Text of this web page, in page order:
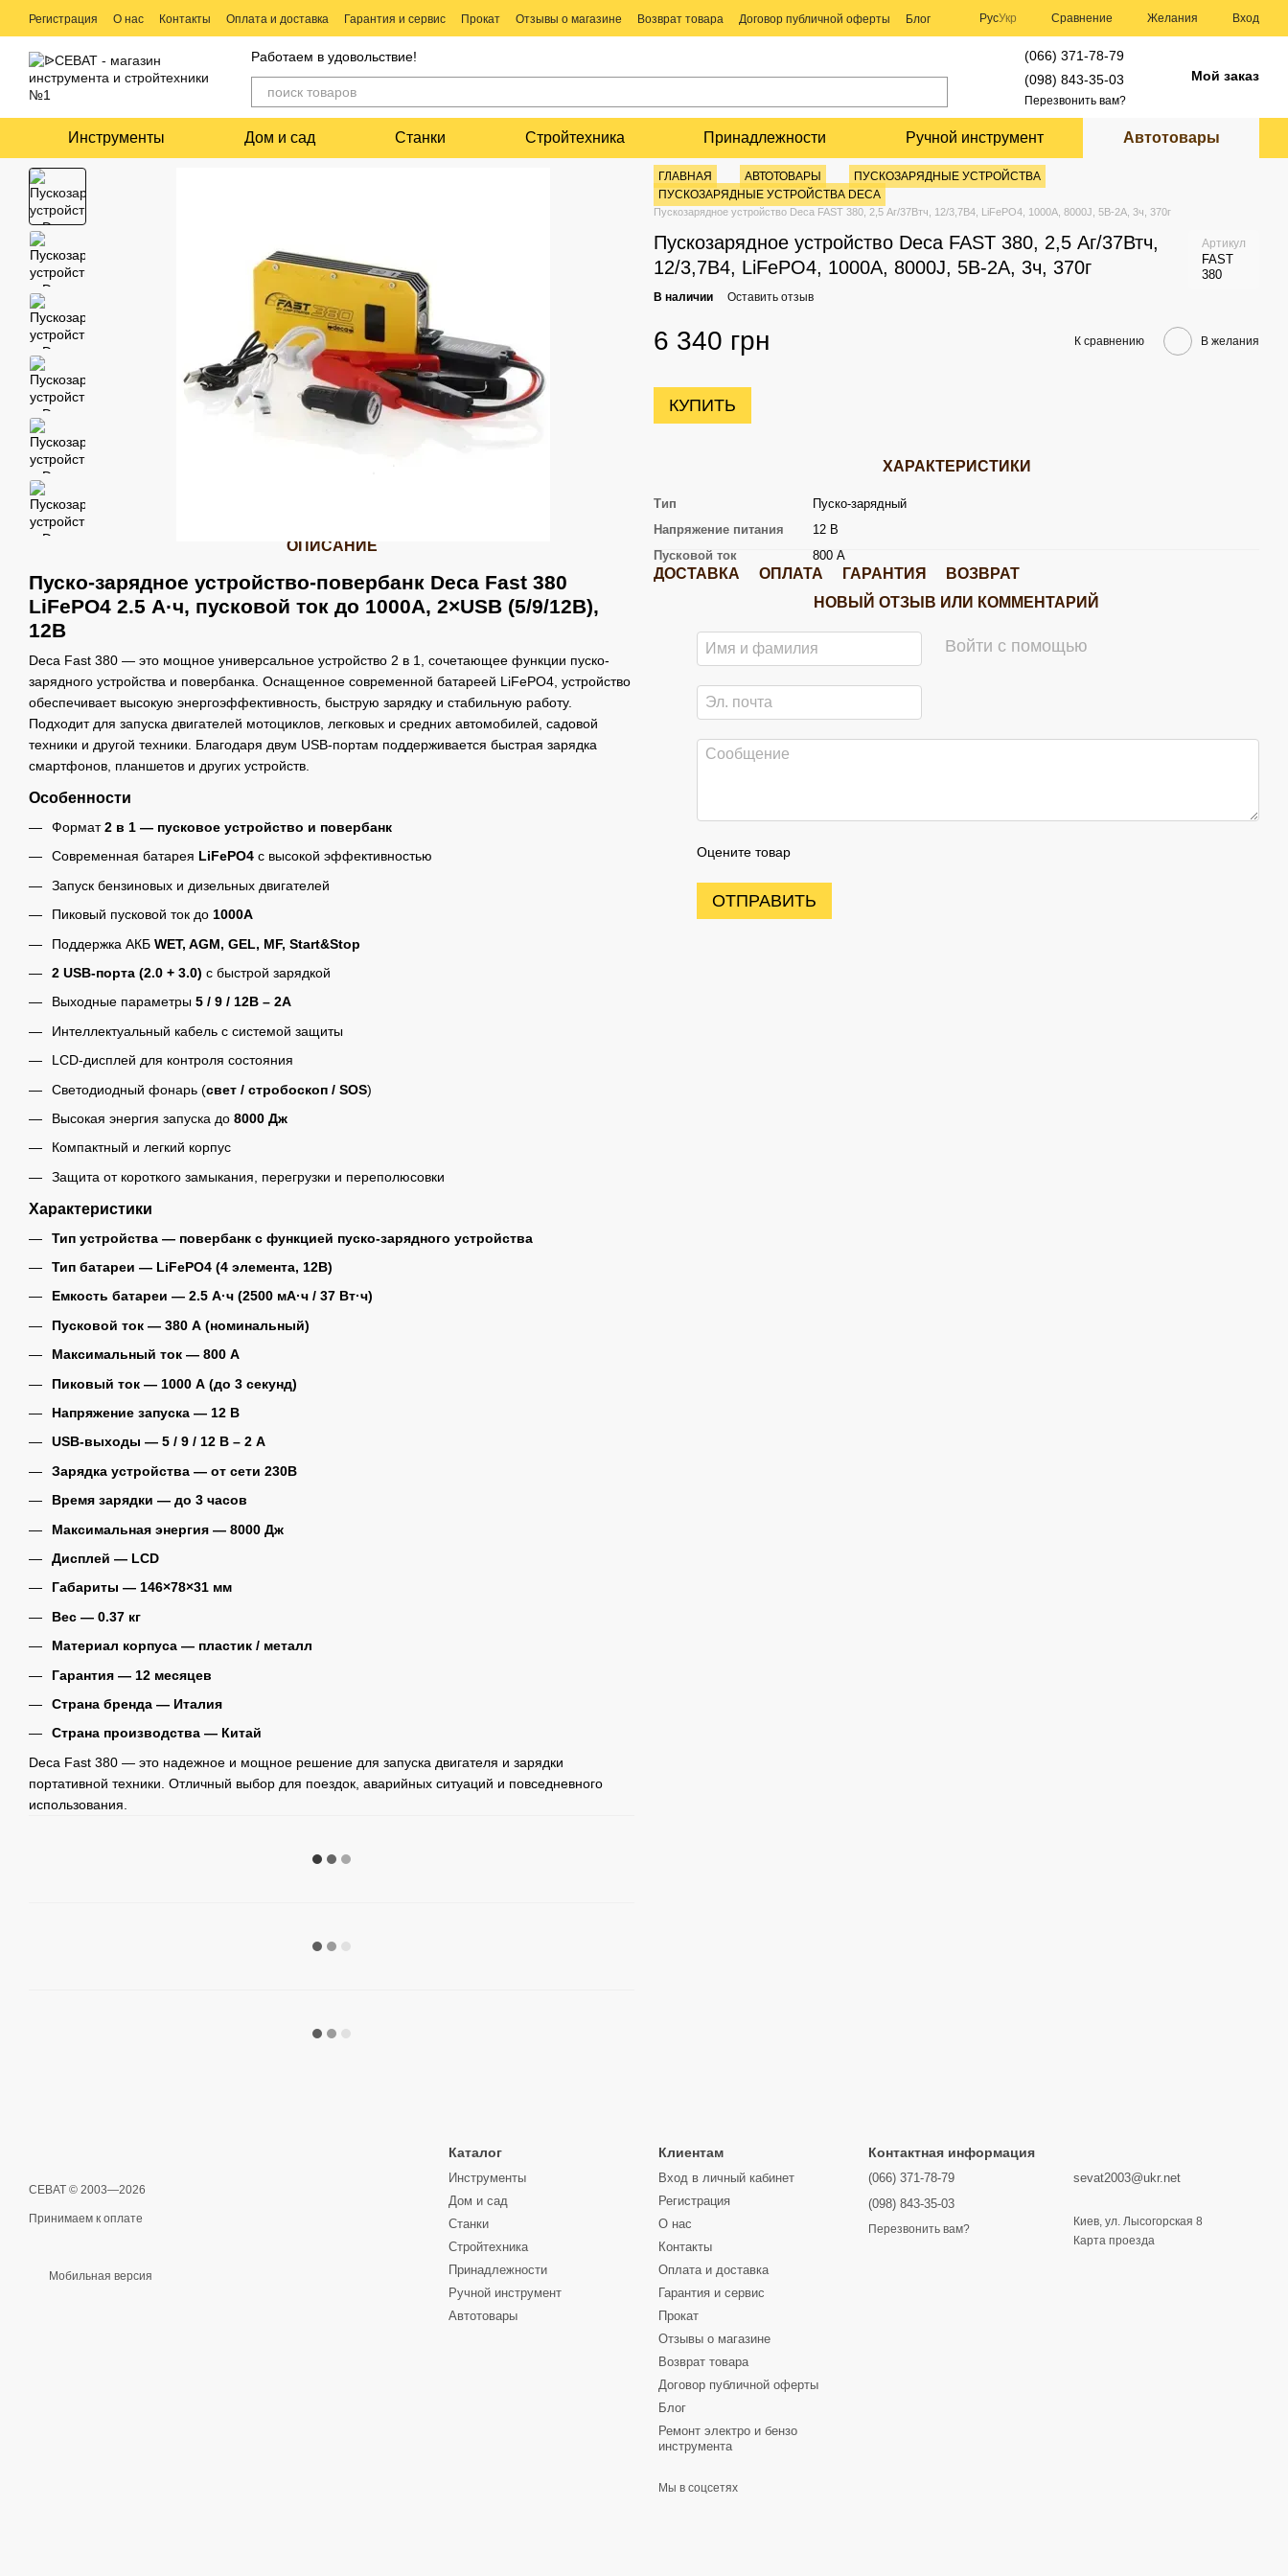
Перейти к основному контенту
Регистрация О нас Контакты Оплата и доставка Гарантия и сервис Прокат Отзывы о магазине Возврат товара Договор публичной оферты
Блог
Ремонт электро и бензо инструмента
РусУкр Сравнение Желания Вход
Работаем в удовольствие!
(066) 371-78-79
(098) 843-35-03
Перезвонить вам?
Мой заказ
Инструменты Дом и сад Станки Стройтехника Принадлежности Ручной инструмент Автотовары
ОПИСАНИЕ
Пуско-зарядное устройство-повербанк Deca Fast 380
LiFePO4 2.5 А·ч, пусковой ток до 1000А, 2×USB (5/9/12В),
12В
Deca Fast 380 — это мощное универсальное устройство 2 в 1, сочетающее функции пуско-
зарядного устройства и повербанка. Оснащенное современной батареей LiFePO4, устройство
обеспечивает высокую энергоэффективность, быструю зарядку и стабильную работу.
Подходит для запуска двигателей мотоциклов, легковых и средних автомобилей, садовой
техники и другой техники. Благодаря двум USB-портам поддерживается быстрая зарядка
смартфонов, планшетов и других устройств.
Особенности
Формат2 в 1 — пусковое устройство и повербанк
Современная батарея LiFePO4 с высокой эффективностью
Запуск бензиновых и дизельных двигателей
Пиковый пусковой ток до 1000А
Поддержка АКБ WET, AGM, GEL, MF, Start&Stop
2 USB-порта (2.0 + 3.0) с быстрой зарядкой
Выходные параметры 5 / 9 / 12В – 2А
Интеллектуальный кабель с системой защиты
LCD-дисплей для контроля состояния
Светодиодный фонарь (свет / стробоскоп / SOS)
Высокая энергия запуска до 8000 Дж
Компактный и легкий корпус
Защита от короткого замыкания, перегрузки и переполюсовки
Характеристики
Тип устройства — повербанк с функцией пуско-зарядного устройства
Тип батареи — LiFePO4 (4 элемента, 12В)
Емкость батареи — 2.5 А·ч (2500 мА·ч / 37 Вт·ч)
Пусковой ток — 380 А (номинальный)
Максимальный ток — 800 А
Пиковый ток — 1000 А (до 3 секунд)
Напряжение запуска — 12 В
USB-выходы — 5 / 9 / 12 В – 2 А
Зарядка устройства — от сети 230В
Время зарядки — до 3 часов
Максимальная энергия — 8000 Дж
Дисплей — LCD
Габариты — 146×78×31 мм
Вес — 0.37 кг
Материал корпуса — пластик / металл
Гарантия — 12 месяцев
Страна бренда — Италия
Страна производства — Китай
Deca Fast 380 — это надежное и мощное решение для запуска двигателя и зарядки
портативной техники. Отличный выбор для поездок, аварийных ситуаций и повседневного
использования.
ГЛАВНАЯ АВТОТОВАРЫ
ПУСКОЗАРЯДНЫЕ УСТРОЙСТВА
ПУСКОЗАРЯДНЫЕ УСТРОЙСТВА DECA
Пускозарядное устройство Deca FAST 380, 2,5 Аг/37Втч, 12/3,7В4, LiFePO4, 1000A, 8000J, 5B-2A, 3ч, 370г
Пускозарядное устройство Deca FAST 380, 2,5 Аг/37Втч,
12/3,7В4, LiFePO4, 1000A, 8000J, 5B-2A, 3ч, 370г
Артикул
FAST
380
В наличии Оставить отзыв
6 340 грн К сравнению В желания
КУПИТЬ
ХАРАКТЕРИСТИКИ
Тип
Пуско-зарядный
Напряжение питания
12 В
Пусковой ток
800 А
ДОСТАВКА ОПЛАТА ГАРАНТИЯ
ВОЗВРАТ
НОВЫЙ ОТЗЫВ ИЛИ КОММЕНТАРИЙ
Войти с помощью
Оцените товар
ОТПРАВИТЬ
СЕВАТ © 2003—2026
Принимаем к оплате
Мобильная версия
Каталог
Инструменты
Дом и сад
Станки
Стройтехника
Принадлежности
Ручной инструмент
Автотовары
Клиентам
Вход в личный кабинет
Регистрация
О нас
Контакты
Оплата и доставка
Гарантия и сервис
Прокат
Отзывы о магазине
Возврат товара
Договор публичной оферты
Блог
Ремонт электро и бензо
инструмента
Мы в соцсетях
Контактная информация
(066) 371-78-79
(098) 843-35-03
Перезвонить вам?
sevat2003@ukr.net
Киев, ул. Лысогорская 8
Карта проезда